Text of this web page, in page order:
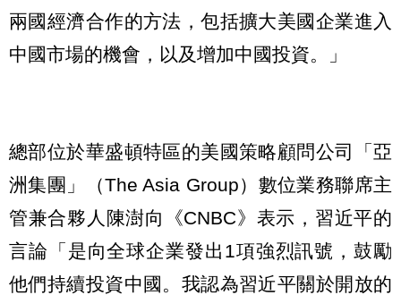
兩國經濟合作的方法，包括擴大美國企業進入
中國市場的機會，以及增加中國投資。」
總部位於華盛頓特區的美國策略顧問公司「亞
洲集團」（The Asia Group）數位業務聯席主
管兼合夥人陳澍向《CNBC》表示，習近平的
言論「是向全球企業發出1項強烈訊號，鼓勵
他們持續投資中國。我認為習近平關於開放的